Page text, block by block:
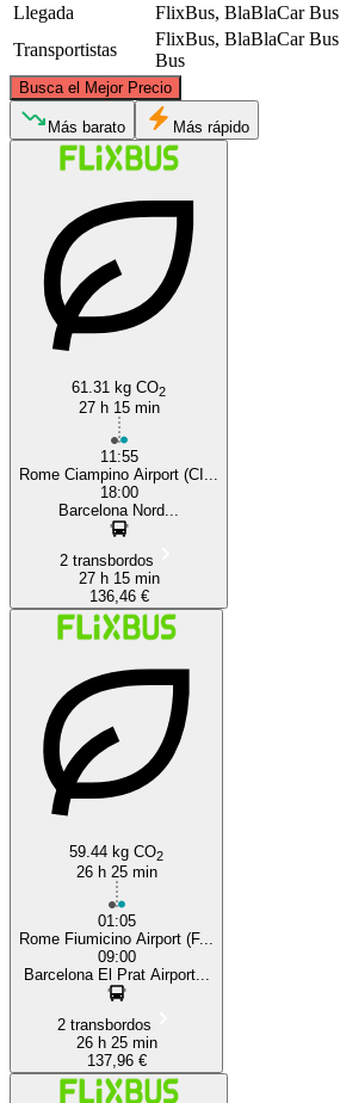
Llegada
FlixBus, BlaBlaCar Bus
Transportistas
FlixBus, BlaBlaCar Bus
Bus
Busca el Mejor Precio
Barcelona
Más barato Más rápido
61.31 kg CO2
27 h 15 min
11:55
Rome Ciampino Airport (CI...
18:00
Barcelona Nord...
2 transbordos
27 h 15 min
136,46 €
59.44 kg CO2
26 h 25 min
01:05
Rome Fiumicino Airport (F...
09:00
Barcelona El Prat Airport...
2 transbordos
26 h 25 min
137,96 €